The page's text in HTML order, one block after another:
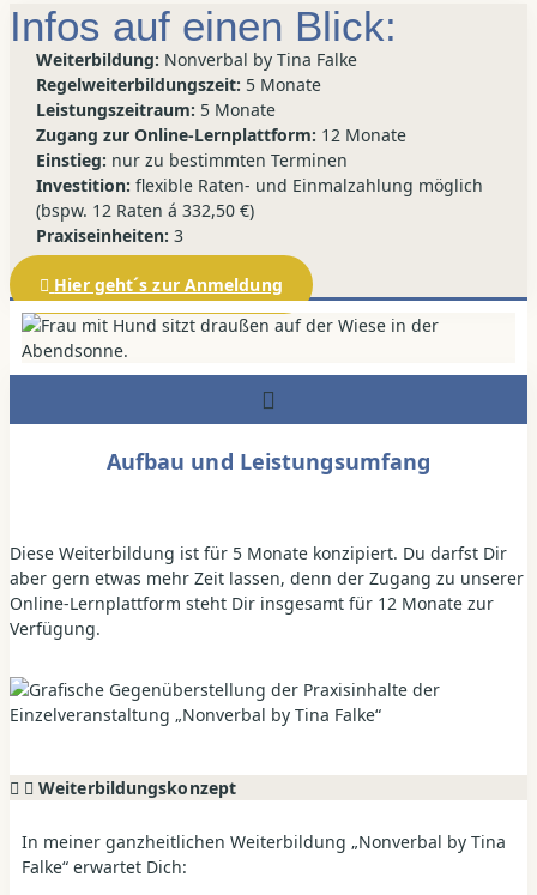
Infos auf einen Blick:
Weiterbildung: Nonverbal by Tina Falke
Regelweiterbildungszeit: 5 Monate
Leistungszeitraum: 5 Monate
Zugang zur Online-Lernplattform: 12 Monate
Einstieg: nur zu bestimmten Terminen
Investition: flexible Raten- und Einmalzahlung möglich
(bspw. 12 Raten á 332,50 €)
Praxiseinheiten: 3
Hier geht´s zur Anmeldung
Aufbau und Leistungsumfang
Diese Weiterbildung ist für 5 Monate konzipiert. Du darfst Dir
aber gern etwas mehr Zeit lassen, denn der Zugang zu unserer
Online-Lernplattform steht Dir insgesamt für 12 Monate zur
Verfügung.
Weiterbildungskonzept
In meiner ganzheitlichen Weiterbildung „Nonverbal by Tina
Falke“ erwartet Dich: